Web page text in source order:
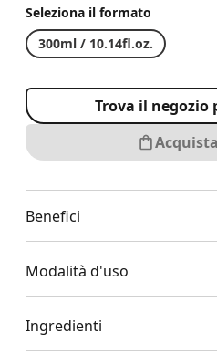
Seleziona il formato
300ml / 10.14fl.oz.
Trova il negozio
Benefici
Modalità d'uso
Ingredienti